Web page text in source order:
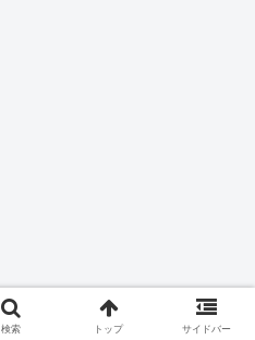
検索 トップ サイドバー